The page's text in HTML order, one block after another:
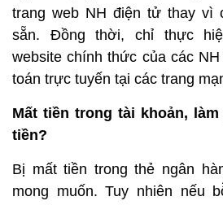
trang web NH điện tử thay vì
sẵn. Đồng thời, chỉ thực
website chính thức của các
toán trực tuyến tại các trang
Mất tiền trong tài khoản,
tiền?
Bị mất tiền trong thẻ ngân
mong muốn. Tuy nhiên nếu